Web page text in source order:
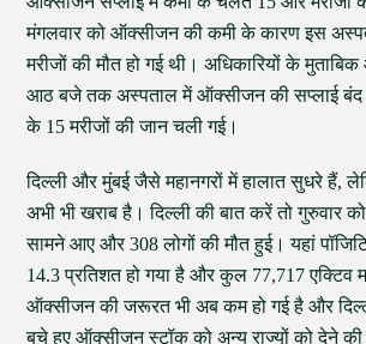
मंगलवार को ऑक्सीजन की कमी के कारण इस
मरीजों की मौत हो गई थी। अधिकारियों के
आठ बजे तक अस्पताल में ऑक्सीजन की सप्लाई बंद
के 15 मरीजों की जान चली गई।
दिल्ली और मुंबई जैसे महानगरों में हालात सुधरे हैं,
अभी भी खराब है। दिल्ली की बात करें तो गुरुवार
सामने आए और 308 लोगों की मौत हुई। यहां
14.3 प्रतिशत हो गया है और कुल 77,717 एक्टिव
ऑक्सीजन की जरूरत भी अब कम हो गई है और
बचे हुए ऑक्सीजन स्टॉक को अन्य राज्यों को देने